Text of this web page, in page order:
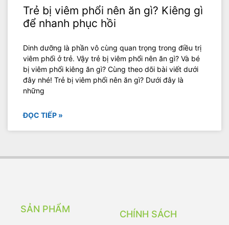
Trẻ bị viêm phổi nên ăn gì? Kiêng gì
để nhanh phục hồi
Dinh dưỡng là phần vô cùng quan trọng trong điều trị
viêm phổi ở trẻ. Vậy trẻ bị viêm phổi nên ăn gì? Và bé
bị viêm phổi kiêng ăn gì? Cùng theo dõi bài viết dưới
đây nhé! Trẻ bị viêm phổi nên ăn gì? Dưới đây là
những
ĐỌC TIẾP »
SẢN PHẨM CHÍNH SÁCH